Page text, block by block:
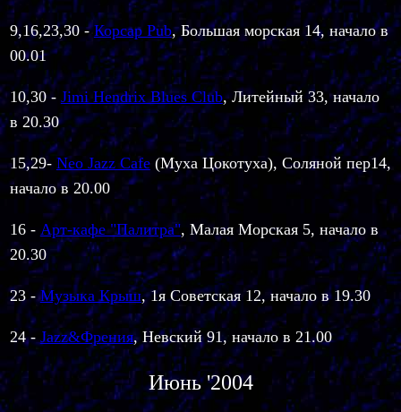
9,16,23,30 -Корсар Pub, Большая морская 14, начало в
00.01
10,30 - Jimi Hendrix Blues Club, Литейный 33, начало
в 20.30
15,29- Neo Jazz Cafe(Муха Цокотуха), Соляной пер14,
начало в 20.00
16 - Арт-кафе "Палитра", Малая Морская 5, начало в
20.30
23 -Музыка Крыш, 1я Советская 12, начало в 19.30
24 -Jazz&Френия, Невский 91, начало в 21.00
Июнь '2004